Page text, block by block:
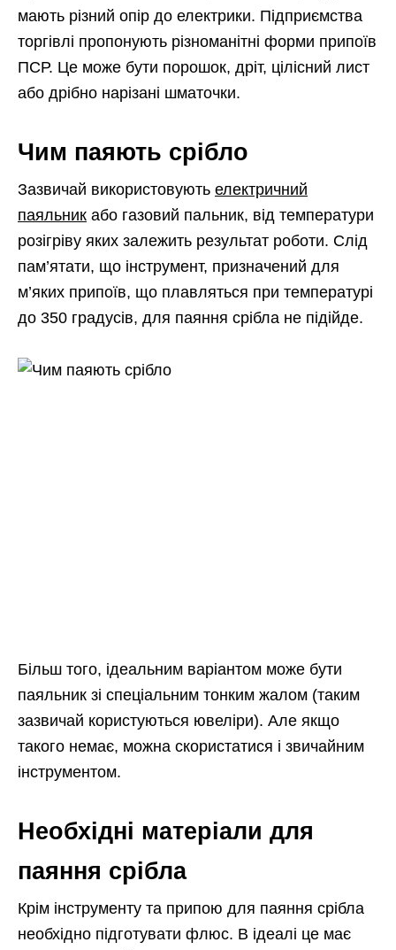
мають різний опір до електрики. Підприємства
торгівлі пропонують різноманітні форми припоїв
ПСР. Це може бути порошок, дріт, цілісний лист
або дрібно нарізані шматочки.
Чим паяють срібло
Зазвичай використовують електричний
паяльник або газовий пальник, від температури
розігріву яких залежить результат роботи. Слід
пам’ятати, що інструмент, призначений для
м’яких припоїв, що плавляться при температурі
до 350 градусів, для паяння срібла не підійде.
Більш того, ідеальним варіантом може бути
паяльник зі спеціальним тонким жалом (таким
зазвичай користуються ювеліри). Але якщо
такого немає, можна скористатися і звичайним
інструментом.
Необхідні матеріали для
паяння срібла
Крім інструменту та припою для паяння срібла
необхідно підготувати флюс. В ідеалі це має